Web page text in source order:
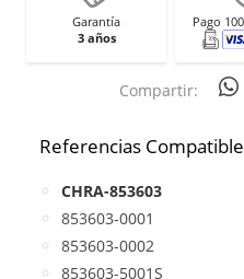
Garantía
3 años
Pago
Compartir:
Referencias
CHRA-853603
853603-0001
853603-0002
853603-5001S